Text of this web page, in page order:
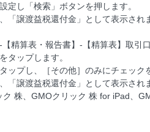
定し「検索」ボタンを押します。
「譲渡益税還付金」として表示され
【精算表・報告書】-【精算表】取引
タップします。
ップし、［その他］のみにチェッ
「譲渡益税還付金」として表示され
株、GMOクリック 株 for iPad、